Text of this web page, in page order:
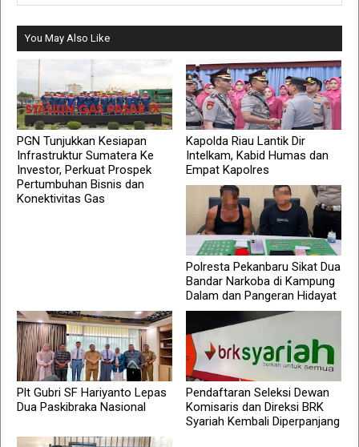
You May Also Like
PGN Tunjukkan Kesiapan
Infrastruktur Sumatera Ke
Investor, Perkuat Prospek
Pertumbuhan Bisnis dan
Konektivitas Gas
Kapolda Riau Lantik Dir
Intelkam, Kabid Humas dan
Empat Kapolres
Polresta Pekanbaru Sikat Dua
Bandar Narkoba di Kampung
Dalam dan Pangeran Hidayat
Plt Gubri SF Hariyanto Lepas
Dua Paskibraka Nasional
Pendaftaran Seleksi Dewan
Komisaris dan Direksi BRK
Syariah Kembali Diperpanjang